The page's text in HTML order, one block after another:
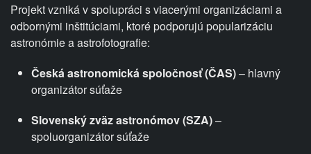
Projekt vzniká v spolupráci s viacerými organizáciami a
odbornými inštitúciami, ktoré podporujú popularizáciu
astronómie a astrofotografie:
Česká astronomická spoločnosť (ČAS)– hlavný
organizátor súťaže
Slovenský zväz astronómov (SZA)–
spoluorganizátor súťaže